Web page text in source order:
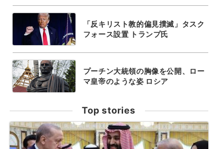
「反キリスト教的偏見撲滅」タスク
フォース設置 トランプ氏
プーチン大統領の胸像を公開、ロー
マ皇帝のような姿 ロシア
Top stories